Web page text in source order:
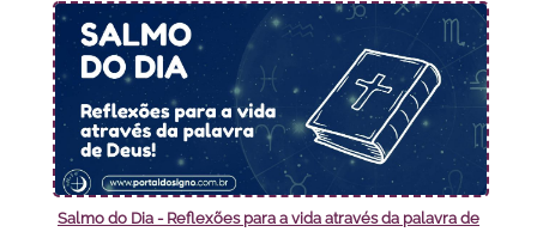
Salmo do Dia - Reflexões para a vida através da palavra de